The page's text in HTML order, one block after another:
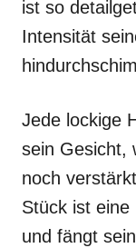
ist so
Intensität
Jede lockige
sein Gesicht,
noch
Stück ist
und fängt